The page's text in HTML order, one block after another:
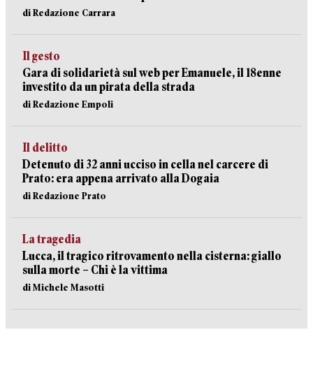
di Redazione Carrara
Il gesto
Gara di solidarietà sul web per Emanuele, il 18enne
investito da un pirata della strada
di Redazione Empoli
Il delitto
Detenuto di 32 anni ucciso in cella nel carcere di
Prato: era appena arrivato alla Dogaia
di Redazione Prato
La tragedia
Lucca, il tragico ritrovamento nella cisterna: giallo
sulla morte – Chi è la vittima
di Michele Masotti